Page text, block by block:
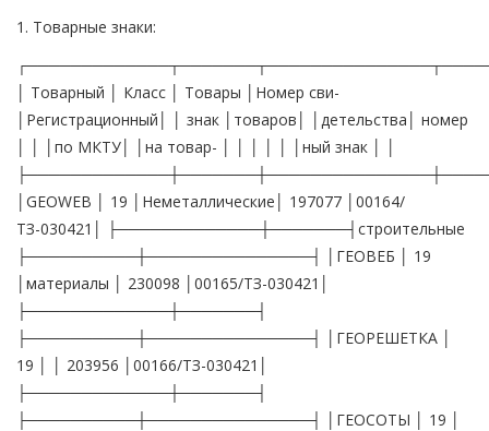
1. Товарные знаки:
│ Товарный │ Класс │ Товары │Номер сви-
│Регистрационный│ │ знак │товаров│ │детельства│ номер
│ │ │по МКТУ│ │на товар- │ │ │ │ │ │ный знак │ │
│GEOWEB │ 19 │Неметаллические│ 197077 │00164/
ТЗ-030421│ ├─────────────┼───────┤строительные
├──────────┼───────────────┤ │ГЕОВЕБ │ 19
│материалы │ 230098 │00165/ТЗ-030421│
├─────────────┼───────┤
├──────────┼───────────────┤ │ГЕОРЕШЕТКА │
19 │ │ 203956 │00166/ТЗ-030421│
├─────────────┼───────┤
├──────────┼───────────────┤ │ГЕОСОТЫ │ 19 │